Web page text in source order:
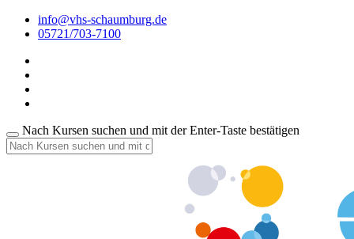
info@vhs-schaumburg.de
05721/703-7100
Nach Kursen suchen und mit der Enter-Taste bestätigen